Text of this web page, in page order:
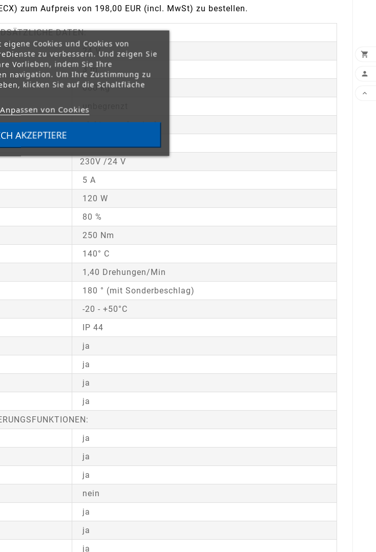
zum Aufpreis von 198,00 EUR (incl. MwSt) zu bestellen.
DATEN:
24 V
3 m
600 kg
unbegrenzt
elektromechanisch
230V /24 V
5 A
120 W
80 %
250 Nm
140° C
1,40 Drehungen/Min
180 ° (mit Sonderbeschlag)
-20 - +50°C
IP 44
ja
ja
ja
ja
ja
ja
ja
nein
ja
ja
ja
Cookies und Cookies von
zu verbessern. Und zeigen Sie
Vorlieben, indem Sie Ihre
navigation. Um Ihre Zustimmung zu
klicken Sie auf die Schaltfläche
Anpassen von Cookies
AKZEPTIERE


